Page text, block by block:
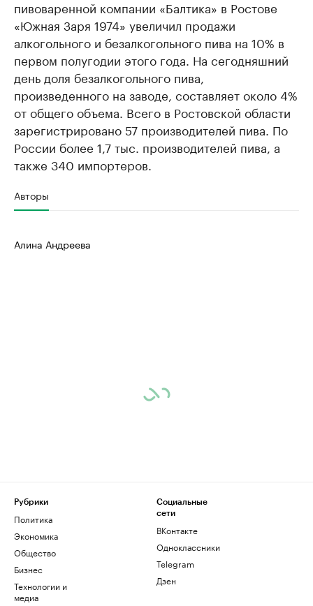
пивоваренной компании «Балтика» в Ростове
«Южная Заря 1974» увеличил продажи
алкогольного и безалкогольного пива на 10% в
первом полугодии этого года. На сегодняшний
день доля безалкогольного пива,
произведенного на заводе, составляет около 4%
от общего объема. Всего в Ростовской области
зарегистрировано 57 производителей пива. По
России более 1,7 тыс. производителей пива, а
также 340 импортеров.
Авторы
Алина Андреева
Рубрики
Политика
Экономика
Общество
Бизнес
Технологии и
медиа
Социальные
сети
ВКонтакте
Одноклассники
Telegram
Дзен